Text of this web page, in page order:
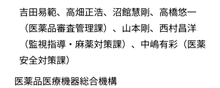
吉田易範、高畑正浩、沼館慧剛、高橋悠一
（医薬品審査管理課）、山本剛、西村昌洋
（監視指導・麻薬対策課）、中嶋有彩（医薬
安全対策課）
医薬品医療機器総合機構